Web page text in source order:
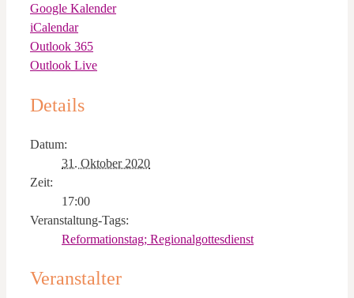
Google Kalender
iCalendar
Outlook 365
Outlook Live
Details
Datum:
31. Oktober 2020
Zeit:
17:00
Veranstaltung-Tags:
Reformationstag; Regionalgottesdienst
Veranstalter